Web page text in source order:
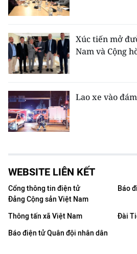
Xúc tiến mở
Nam và Cộng
Lao xe vào
WEBSITE LIÊN KẾT
Cổng thông tin điện tử
Đảng Cộng sản Việt Nam
Báo
Thông tấn xã Việt Nam
Đài
Báo điện tử Quân đội nhân dân